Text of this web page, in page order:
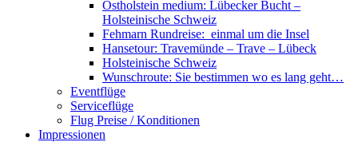
Ostholstein medium: Lübecker Bucht –
Holsteinische Schweiz
Fehmarn Rundreise: einmal um die Insel
Hansetour: Travemünde – Trave – Lübeck
Holsteinische Schweiz
Wunschroute: Sie bestimmen wo es lang geht…
Eventflüge
Serviceflüge
Flug Preise / Konditionen
Impressionen